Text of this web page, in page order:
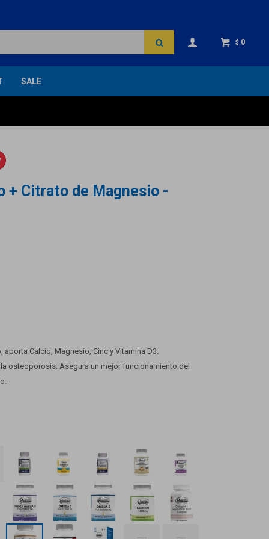
SALE
$ 0
+ Citrato de Magnesio -
Calcio, Magnesio, Cinc y Vitamina D3.
osteoporosis. Asegura un mejor funcionamiento del